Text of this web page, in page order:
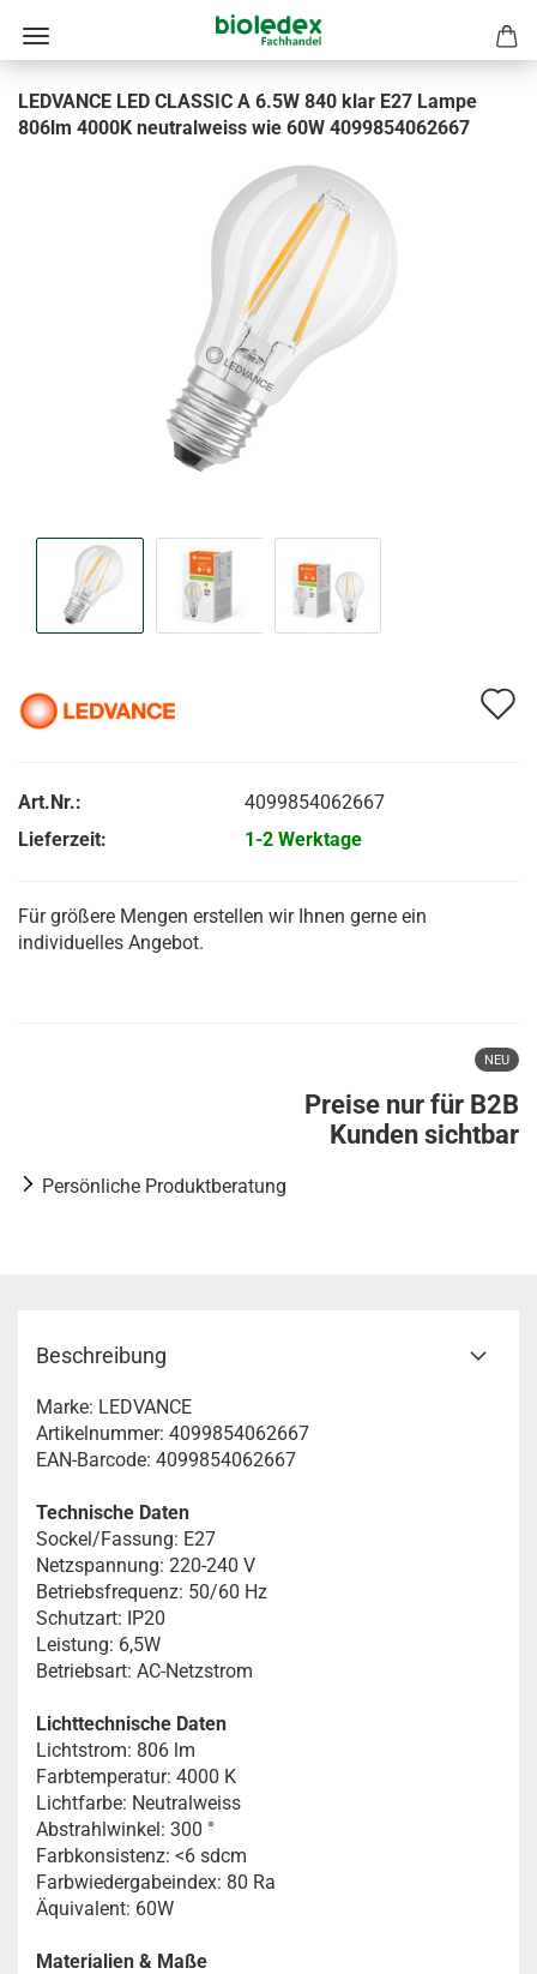
LEDVANCE LED CLASSIC A 6.5W 840 klar E27 Lampe
806lm 4000K neutralweiss wie 60W 4099854062667
Art.Nr.:
4099854062667
Lieferzeit:
1-2 Werktage
Für größere Mengen erstellen wir Ihnen gerne ein
individuelles Angebot.
NEU
Preise nur für B2B
Kunden sichtbar
Persönliche Produktberatung
Beschreibung
Marke: LEDVANCE
Artikelnummer: 4099854062667
EAN-Barcode: 4099854062667
Technische Daten
Sockel/Fassung: E27
Netzspannung: 220-240 V
Betriebsfrequenz: 50/60 Hz
Schutzart: IP20
Leistung: 6,5W
Betriebsart: AC-Netzstrom
Lichttechnische Daten
Lichtstrom: 806 lm
Farbtemperatur: 4000 K
Lichtfarbe: Neutralweiss
Abstrahlwinkel: 300 °
Farbkonsistenz: <6 sdcm
Farbwiedergabeindex: 80 Ra
Äquivalent: 60W
Materialien & Maße